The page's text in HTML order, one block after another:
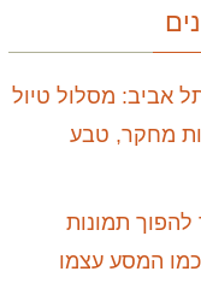
אביב: מסלול טיול
מחקר, טבע
להפוך תמונות
כמו המסע עצמו